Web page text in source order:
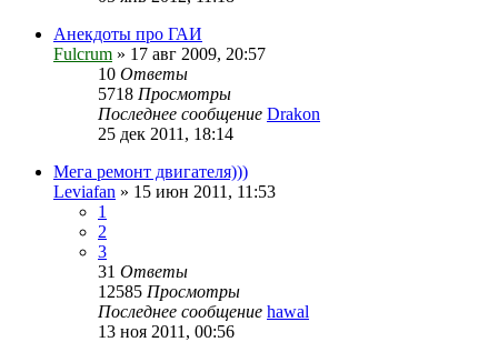
Анекдоты про ГАИ
Fulcrum » 17 авг 2009, 20:57
10 Ответы
5718 Просмотры
Последнее сообщение Drakon
25 дек 2011, 18:14
Мега ремонт двигателя)))
Leviafan » 15 июн 2011, 11:53
1
2
3
31 Ответы
12585 Просмотры
Последнее сообщение hawal
13 ноя 2011, 00:56